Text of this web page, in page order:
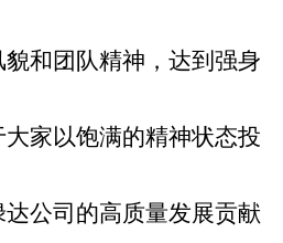
和团队精神 ，达到强身
家以饱满的精神状态投
公司的高质量发展贡献